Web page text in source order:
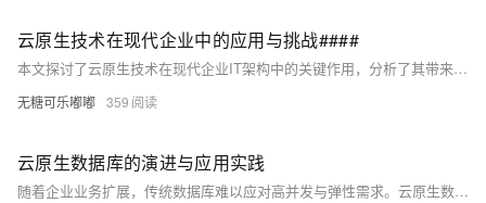
云原生技术在现代企业中的应用与挑战####
本文探讨了云原生技术在现代企业IT架构中的关键作用，分析了其带来的优势和面临的主要挑战。通过实际案例分析，揭示了如何有效应对这些挑战，以实现业务敏捷性和技术创新的平衡。 ####
无糖可乐嘟嘟 359
云原生数据库的演进与应用实践
随着企业业务扩展，传统数据库难以应对高并发与弹性需求。云原生数据库应运而生，具备计算存储分离、弹性伸缩、高可用等核心特性，广泛应用于电商、金融、物联网等场景。阿里云PolarDB、Lindorm等产品已形成完善生态，助力企业高效处理数据。未来，AI驱动、Serverless与多云兼容将推动其进一步发展。